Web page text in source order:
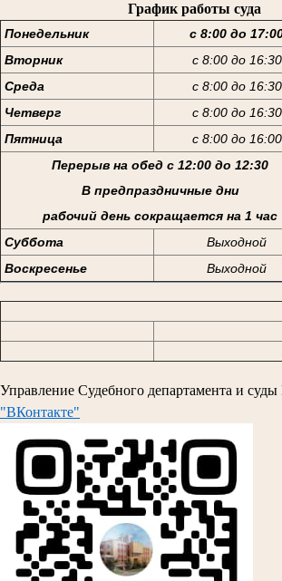
График работы суда
Понедельник
с 8:00 до
Вторник
с 8:00 до 16:30
Среда
с 8:00 до 16:30
Четверг
с 8:00 до 16:30
Пятница
с 8:00 до 16:00
Перерыв на обед с 12:00 до 12:30
В предпраздничные дни
рабочий день сокращается на 1 час
Суббота
Выходной
Воскресенье
Выходной
Управление Судебного департамента и
"ВКонтакте"